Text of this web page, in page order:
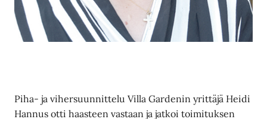
Piha- ja vihersuunnittelu Villa Gardenin yrittäjä Heidi
Hannus otti haasteen vastaan ja jatkoi toimituksen